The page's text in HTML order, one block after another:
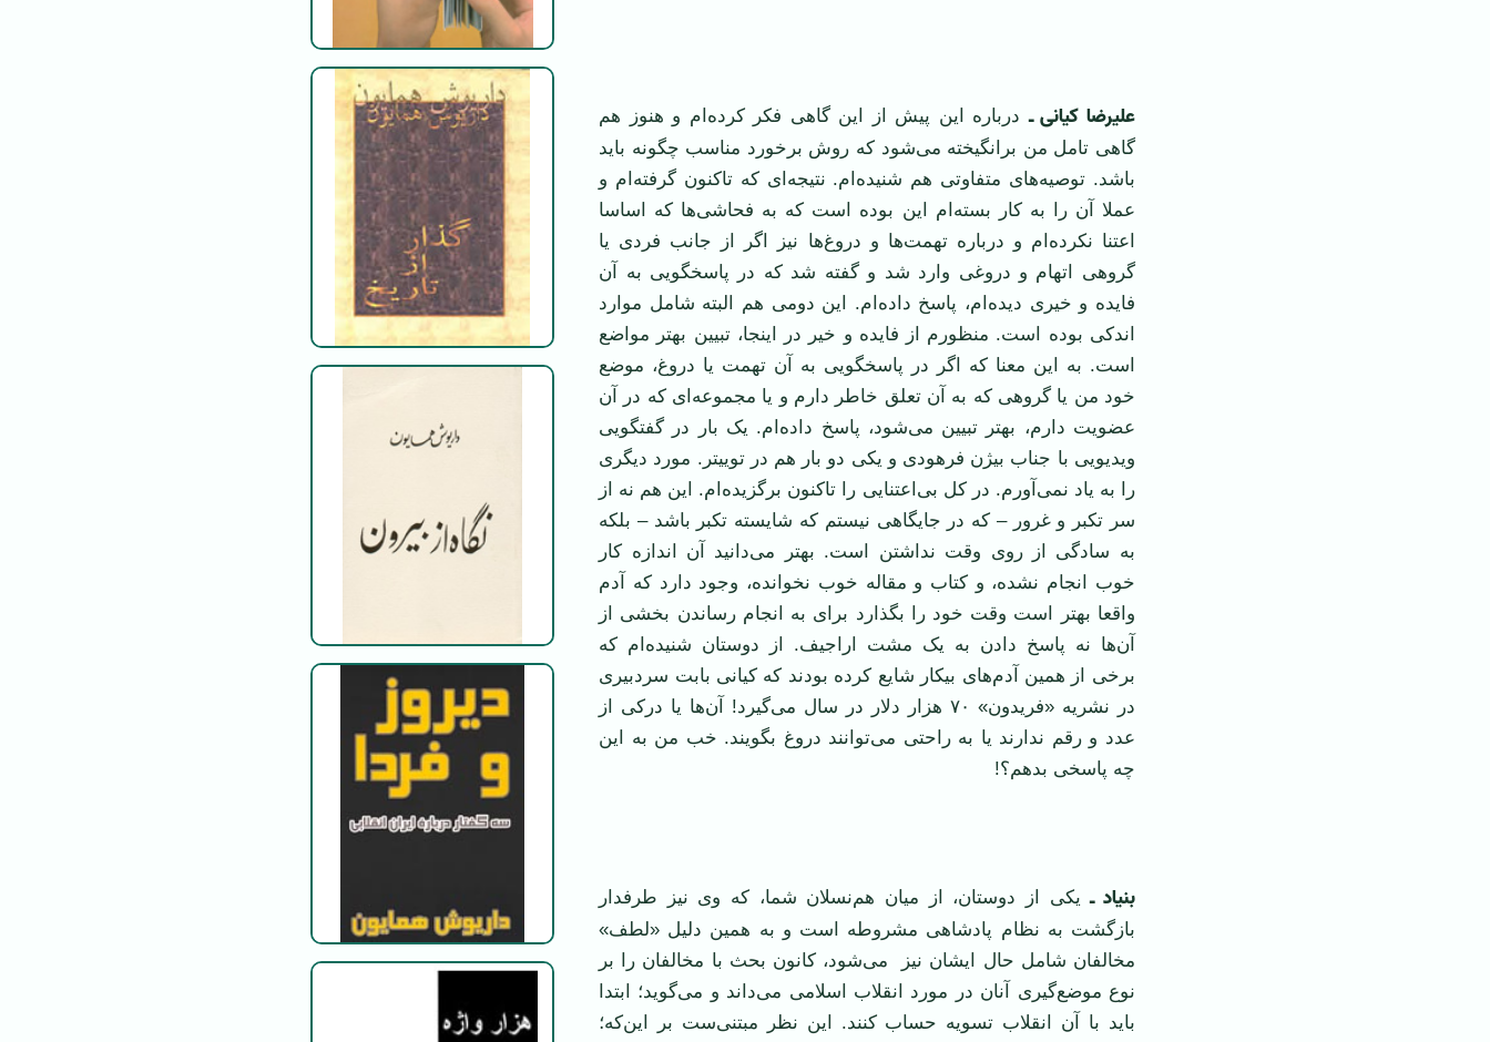
علیرضا کیانی ـدرباره این پیش از این گاهی فکر کرده‌ام و هنوز هم
گاهی تامل من برانگیخته می‌شود که روش برخورد مناسب چگونه باید
باشد. توصیه‌های متفاوتی هم شنیده‌ام. نتیجه‌ای که تاکنون گرفته‌ام و
عملا آن را به کار بسته‌ام این بوده است که به فحاشی‌ها که اساسا
اعتنا نکرده‌ام و درباره تهمت‌ها و دروغ‌ها نیز اگر از جانب فردی یا
گروهی اتهام و دروغی وارد شد و گفته شد که در پاسخگویی به آن
فایده و خیری دیده‌ام، پاسخ داده‌ام. این دومی هم البته شامل موارد
اندکی بوده است. منظورم از فایده و خیر در اینجا، تبیین بهتر مواضع
است. به این معنا که اگر در پاسخگویی به آن تهمت یا دروغ، موضع
خود من یا گروهی که به آن تعلق خاطر دارم و یا مجموعه‌ای که در آن
عضویت دارم، بهتر تبیین می‌شود، پاسخ داده‌ام. یک بار در گفتگویی
ویدیویی با جناب بیژن فرهودی و یکی دو بار هم در توییتر. مورد دیگری
را به یاد نمی‌آورم. در کل بی‌اعتنایی را تاکنون برگزیده‌ام. این هم نه از
سر تکبر و غرور – که در جایگاهی نیستم که شایسته تکبر باشد – بلکه
به سادگی از روی وقت‌ نداشتن است. بهتر می‌دانید آن اندازه کار
خوب انجام نشده، و کتاب و مقاله خوب نخوانده، وجود دارد که آدم
واقعا بهتر است وقت خود را بگذارد برای به انجام رساندن بخشی از
آن‌ها نه پاسخ دادن به یک مشت اراجیف. از دوستان شنیده‌ام که
برخی از همین آدم‌های بیکار شایع کرده بودند که کیانی بابت سردبیری
در نشریه «فریدون» ۷۰ هزار دلار در سال می‌گیرد! آن‌ها یا درکی از
عدد و رقم ندارند یا به راحتی می‌توانند دروغ بگویند. خب من به این
چه پاسخی بدهم؟!
بنیادـیکی از دوستان، از میان هم‌نسلان‌ شما، که وی نیز طرفدار
بازگشت به نظام پادشاهی مشروطه است و به همین دلیل «لطف»
مخالفان شامل حال ایشان نیز می‌شود، کانون بحث‌ با مخالفان را بر
نوع موضع‌گیری آنان در مورد انقلاب اسلامی می‌داند و می‌گوید؛ ابتدا
باید با آن انقلاب تسویه حساب کنند. این نظر مبتنی‌ست بر این‌که؛